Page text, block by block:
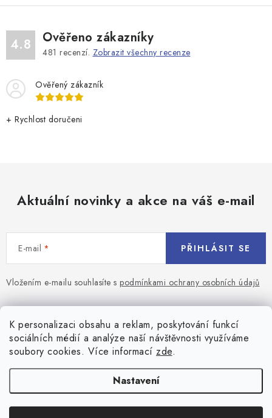
K personalizaci obsahu a reklam, poskytování funkcí
sociálních médií a analýze naší návštěvnosti využíváme
soubory cookies. Více informací zde.
Nastavení
4.8 Ověřeno zákazníky
481 recenzí. Zobrazit všechny recenze
Ověřený zákazník
+ Rychlost doručeni
Aktuální novinky a akce na váš e-mail
E-mail
Vložením e-mailu souhlasíte s podmínkami ochrany osobních údajů
PŘIHLÁSIT SE
Z
á
Blog
Jaký terč na šipky vybrat pro začátečníka?
Přihlášení
Všeobecné obchodní podmínky